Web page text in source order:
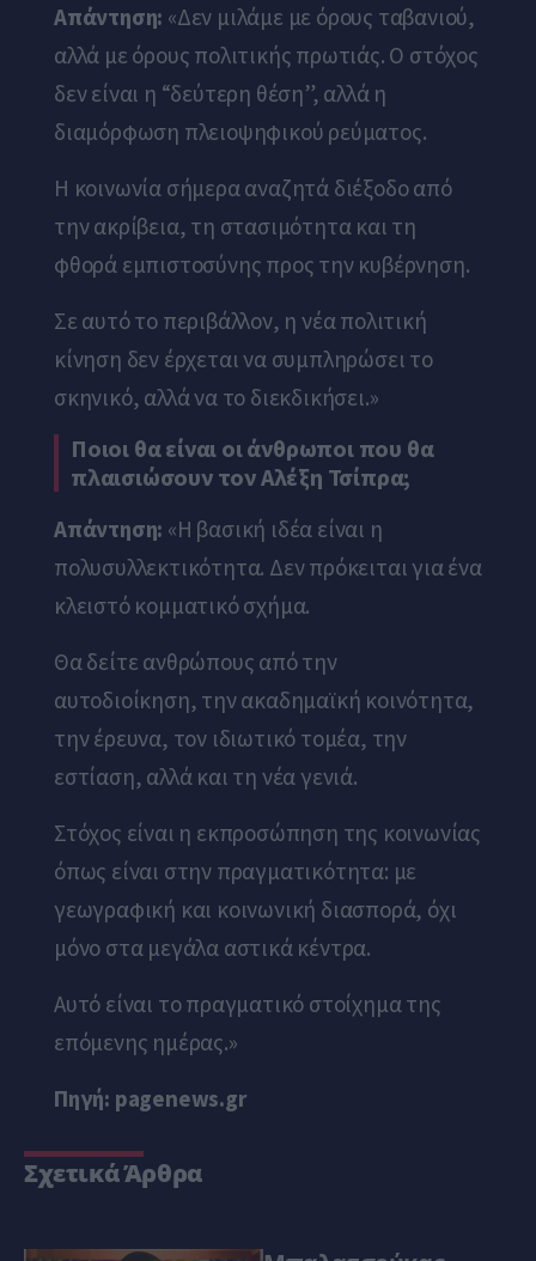
Απάντηση: «Δεν μιλάμε με όρους ταβανιού,
αλλά με όρους πολιτικής πρωτιάς. Ο στόχος
δεν είναι η “δεύτερη θέση”, αλλά η
διαμόρφωση πλειοψηφικού ρεύματος.
Η κοινωνία σήμερα αναζητά διέξοδο από
την ακρίβεια, τη στασιμότητα και τη
φθορά εμπιστοσύνης προς την κυβέρνηση.
Σε αυτό το περιβάλλον, η νέα πολιτική
κίνηση δεν έρχεται να συμπληρώσει το
σκηνικό, αλλά να το διεκδικήσει.»
Ποιοι θα είναι οι άνθρωποι που θα
πλαισιώσουν τον Αλέξη Τσίπρα;
Απάντηση: «Η βασική ιδέα είναι η
πολυσυλλεκτικότητα. Δεν πρόκειται για ένα
κλειστό κομματικό σχήμα.
Θα δείτε ανθρώπους από την
αυτοδιοίκηση, την ακαδημαϊκή κοινότητα,
την έρευνα, τον ιδιωτικό τομέα, την
εστίαση, αλλά και τη νέα γενιά.
Στόχος είναι η εκπροσώπηση της κοινωνίας
όπως είναι στην πραγματικότητα: με
γεωγραφική και κοινωνική διασπορά, όχι
μόνο στα μεγάλα αστικά κέντρα.
Αυτό είναι το πραγματικό στοίχημα της
επόμενης ημέρας.»
Πηγή: pagenews.gr
Σχετικά Άρθρα